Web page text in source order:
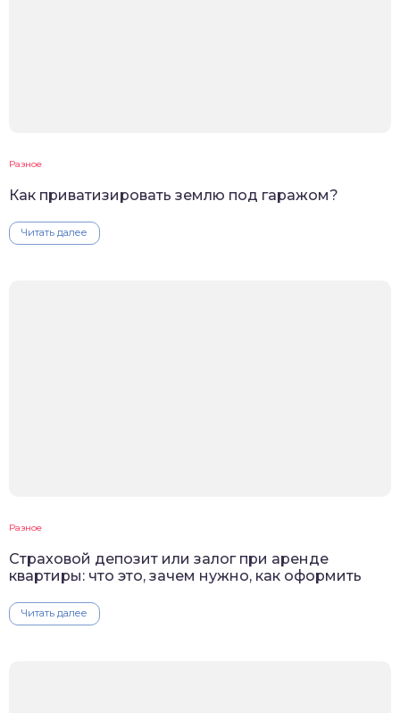
Разное
Как приватизировать землю под гаражом?
Читать далее
Разное
Cтраховой депозит или залог при аренде
квартиры: что это, зачем нужно, как оформить
Читать далее